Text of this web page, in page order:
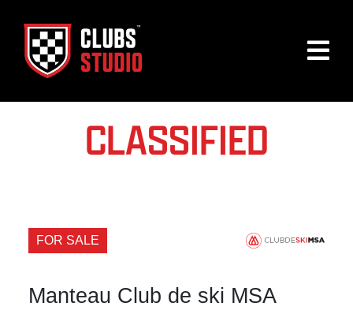
CLASSIFIED
FOR SALE
Manteau Club de ski MSA